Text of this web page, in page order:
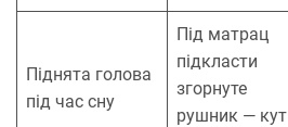
Піднята голова
під час сну
Під матрац
підкласти
згорнуте
рушник — кут